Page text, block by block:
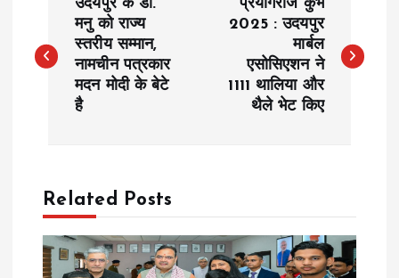
s
a
v
उदयपुर के डॉ.
मनु को राज्य
स्तरीय सम्मान,
नामचीन पत्रकार
मदन मोदी के बेटे
है
प्रयागराज कुंभ
2025 : उदयपुर
मार्बल
एसोसिएशन ने
1111 थालिया और
थैले भेट किए
Related Posts